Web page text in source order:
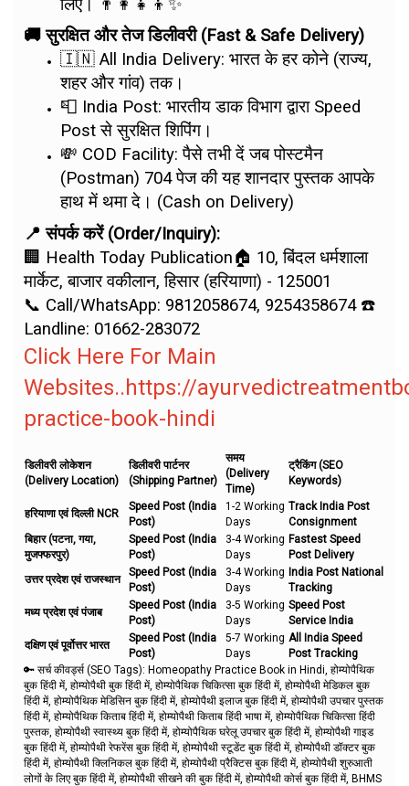
लिए। 👨‍👩‍👧‍👦✨
🚚 सुरक्षित और तेज डिलीवरी (Fast & Safe Delivery)
🇮🇳 All India Delivery: भारत के हर कोने (राज्य,
शहर और गांव) तक।
📮 India Post: भारतीय डाक विभाग द्वारा Speed
Post से सुरक्षित शिपिंग।
💸 COD Facility: पैसे तभी दें जब पोस्टमैन
(Postman) 704 पेज की यह शानदार पुस्तक आपके
हाथ में थमा दे। (Cash on Delivery)
📍 संपर्क करें (Order/Inquiry):
🏢 Health Today Publication🏠 10, बिंदल धर्मशाला
मार्केट, बाजार वकीलान, हिसार (हरियाणा) - 125001
📞 Call/WhatsApp: 9812058674, 9254358674 ☎️
Landline: 01662-283072
Click Here For Main
Websites..https://
practice-book-hindi
डिलीवरी लोकेशन
(Delivery Location)
डिलीवरी पार्टनर
(Shipping Partner)
समय
(Delivery
Time)
ट्रैकिंग (SEO
Keywords)
हरियाणा एवं दिल्ली NCR
Speed Post (India
Post)
1-2 Working
Days
Track India Post
Consignment
बिहार (पटना, गया,
मुजफ्फरपुर)
Speed Post (India
Post)
3-4 Working
Days
Fastest Speed
Post Delivery
उत्तर प्रदेश एवं राजस्थान
Speed Post (India
Post)
3-4 Working
Days
India Post National
Tracking
मध्य प्रदेश एवं पंजाब
Speed Post (India
Post)
3-5 Working
Days
Speed Post
Service India
दक्षिण एवं पूर्वोत्तर भारत
Speed Post (India
Post)
5-7 Working
Days
All India Speed
Post Tracking
🔑 सर्च कीवर्ड्स (SEO Tags): Homeopathy Practice Book in Hindi, होम्योपैथिक
बुक हिंदी में, होम्योपैथी बुक हिंदी में, होम्योपैथिक चिकित्सा बुक हिंदी में, होम्योपैथी मेडिकल बुक
हिंदी में, होम्योपैथिक मेडिसिन बुक हिंदी में, होम्योपैथी इलाज बुक हिंदी में, होम्योपैथी उपचार पुस्तक
हिंदी में, होम्योपैथिक किताब हिंदी में, होम्योपैथी किताब हिंदी भाषा में, होम्योपैथिक चिकित्सा हिंदी
पुस्तक, होम्योपैथी स्वास्थ्य बुक हिंदी में, होम्योपैथिक घरेलू उपचार बुक हिंदी में, होम्योपैथी गाइड
बुक हिंदी में, होम्योपैथी रेफरेंस बुक हिंदी में, होम्योपैथी स्टूडेंट बुक हिंदी में, होम्योपैथी डॉक्टर बुक
हिंदी में, होम्योपैथी क्लिनिकल बुक हिंदी में, होम्योपैथी प्रैक्टिस बुक हिंदी में, होम्योपैथी शुरुआती
लोगों के लिए बुक हिंदी में, होम्योपैथी सीखने की बुक हिंदी में, होम्योपैथी कोर्स बुक हिंदी में, BHMS